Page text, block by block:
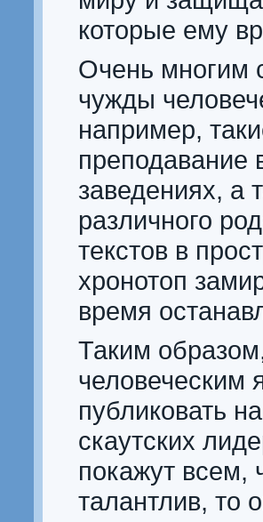
которые ему
Очень многим
чужды
например,
преподавание
заведениях, а
различного
текстов в
хронотоп
время
Таким
человеческим
публиковать
скаутских
покажут всем,
талантлив, то